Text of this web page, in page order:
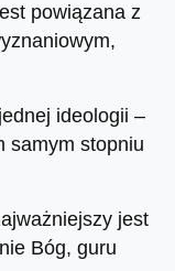
powiązana z
ideologii –
samym stopniu
jest
Bóg, guru